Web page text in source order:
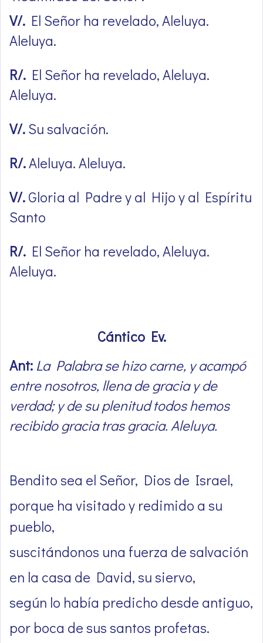
V/. El Señor ha revelado, Aleluya.
Aleluya.
R/. El Señor ha revelado, Aleluya.
Aleluya.
V/.Su salvación.
R/.Aleluya. Aleluya.
V/.Gloria al Padre y al Hijo y al Espíritu
Santo
R/. El Señor ha revelado, Aleluya.
Aleluya.
Cántico Ev.
Ant: La Palabra se hizo carne, y acampó
entre nosotros, llena de gracia y de
verdad; y de su plenitud todos hemos
recibido gracia tras gracia. Aleluya.
Bendito sea el Señor, Dios de Israel,
porque ha visitado y redimido a su
pueblo,
suscitándonos una fuerza de salvación
en la casa de David, su siervo,
según lo había predicho desde antiguo,
por boca de sus santos profetas.